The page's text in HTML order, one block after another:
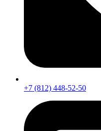
+7 (812) 448-52-50